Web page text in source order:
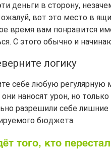
деньги в сторону,
вот это место в
время вам понравится
С этого обычно и
логику
себе любую регулярную
они наносят урон, но
разрешили себе лишние
бюджета.
того, кто